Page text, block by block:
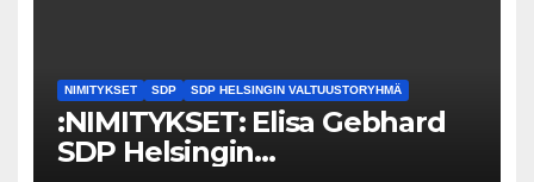
NIMITYKSET SDP SDP HELSINGIN VALTUUSTORYHMÄ
:NIMITYKSET: Elisa Gebhard
SDP Helsingin